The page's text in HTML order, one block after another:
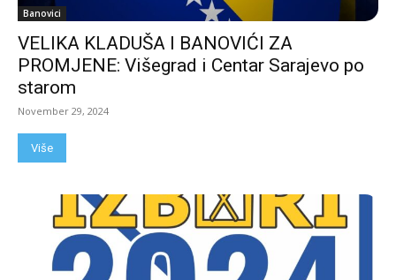
Banovici
VELIKA KLADUŠA I BANOVIĆI ZA
PROMJENE: Višegrad i Centar Sarajevo po
starom
November 29, 2024
Više